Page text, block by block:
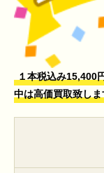
１本税込み15,400
中は高価買取致しま